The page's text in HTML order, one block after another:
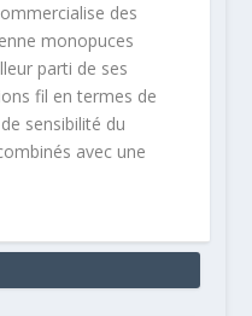
des
monopuces
parti de ses
fil en termes de
sensibilité du
avec une